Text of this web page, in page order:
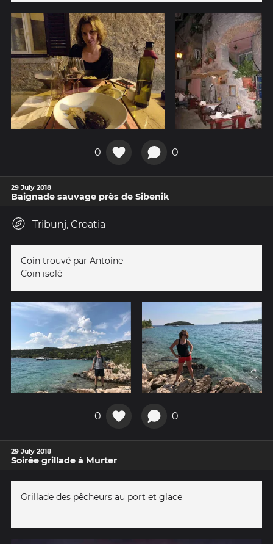
0 0
29 July 2018
Baignade sauvage près de Sibenik
Tribunj, Croatia
Coin trouvé par Antoine
Coin isolé
0 0
29 July 2018
Soirée grillade à Murter
Grillade des pêcheurs au port et glace